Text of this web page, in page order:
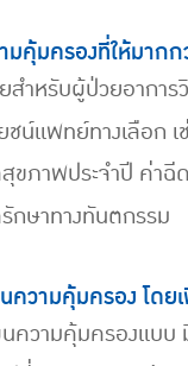
คุ้มครองที่ให้มาก
สำหรับผู้ป่วยอากา
ชน์แพทย์ทางเลือก
ขภาพประจำปี ค่าฉี
กษาทางทันตกรรม
วามคุ้มครอง โดย
ความคุ้มครองแบ